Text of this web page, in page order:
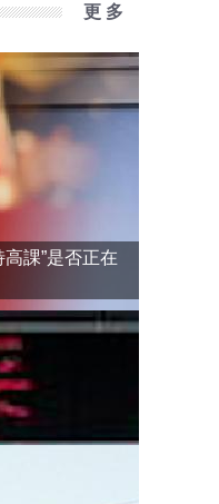
更 多
高課”是否正在